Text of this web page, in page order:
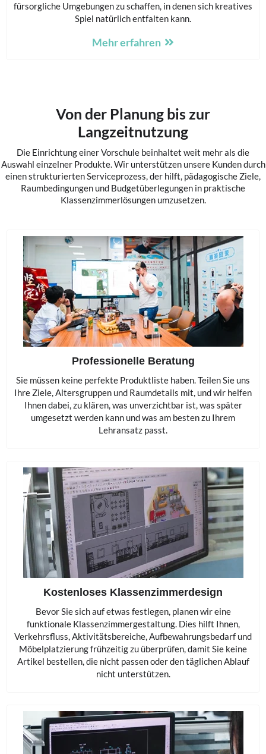
fürsorgliche Umgebungen zu schaffen, in denen sich kreatives
Spiel natürlich entfalten kann.
Mehr erfahren
Von der Planung bis zur
Langzeitnutzung
Die Einrichtung einer Vorschule beinhaltet weit mehr als die
Auswahl einzelner Produkte. Wir unterstützen unsere Kunden durch
einen strukturierten Serviceprozess, der hilft, pädagogische Ziele,
Raumbedingungen und Budgetüberlegungen in praktische
Klassenzimmerlösungen umzusetzen.
Professionelle Beratung
Sie müssen keine perfekte Produktliste haben. Teilen Sie uns
Ihre Ziele, Altersgruppen und Raumdetails mit, und wir helfen
Ihnen dabei, zu klären, was unverzichtbar ist, was später
umgesetzt werden kann und was am besten zu Ihrem
Lehransatz passt.
Kostenloses Klassenzimmerdesign
Bevor Sie sich auf etwas festlegen, planen wir eine
funktionale Klassenzimmergestaltung. Dies hilft Ihnen,
Verkehrsfluss, Aktivitätsbereiche, Aufbewahrungsbedarf und
Möbelplatzierung frühzeitig zu überprüfen, damit Sie keine
Artikel bestellen, die nicht passen oder den täglichen Ablauf
nicht unterstützen.